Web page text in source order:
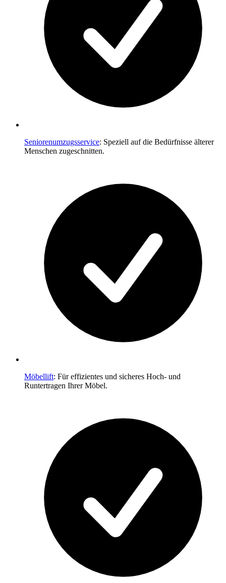
Seniorenumzugsservice: Speziell auf die Bedürfnisse älterer
Menschen zugeschnitten.
Möbellift: Für effizientes und sicheres Hoch- und
Runtertragen Ihrer Möbel.